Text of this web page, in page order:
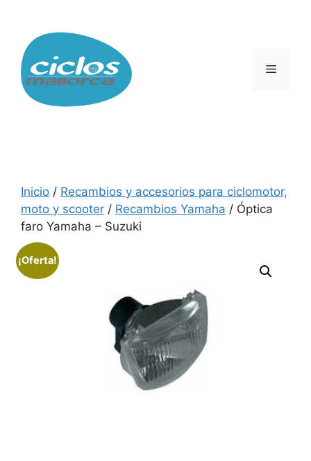
contenido
Menú
Inicio / Recambios y accesorios para ciclomotor,
moto y scooter / Recambios Yamaha / Óptica
faro Yamaha – Suzuki
¡Oferta!